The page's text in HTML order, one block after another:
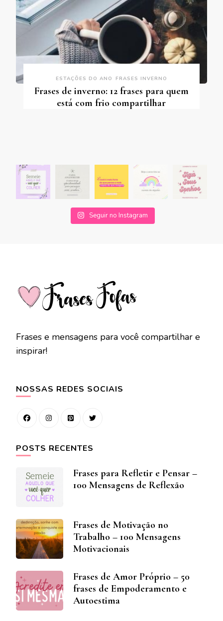
ESTAÇÕES DO ANO FRASES INVERNO
Frases de inverno: 12 frases para quem
está com frio compartilhar
Seguir no Instagram
Frases e mensagens para você compartilhar e
inspirar!
NOSSAS REDES SOCIAIS
POSTS RECENTES
Frases para Refletir e Pensar –
100 Mensagens de Reflexão
Frases de Motivação no
Trabalho – 100 Mensagens
Motivacionais
Frases de Amor Próprio – 50
frases de Empoderamento e
Autoestima